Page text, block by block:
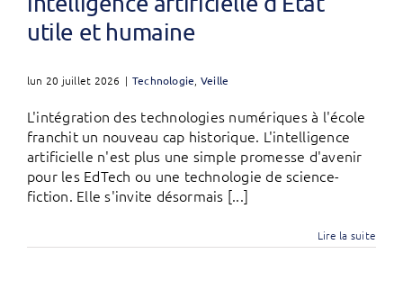
utile et humaine
lun 20 juillet 2026 | Technologie, Veille
L'intégration des technologies numériques à l'école
franchit un nouveau cap historique. L'intelligence
artificielle n'est plus une simple promesse d'avenir
pour les EdTech ou une technologie de science-
fiction. Elle s'invite désormais [...]
Lire la suite